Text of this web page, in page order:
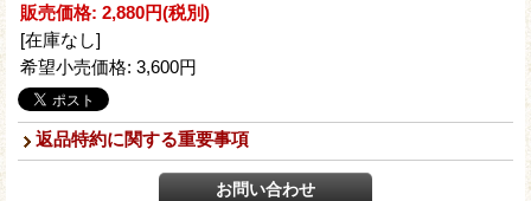
販売価格: 2,880円(税別)
[在庫なし]
希望小売価格: 3,600円
返品特約に関する重要事項